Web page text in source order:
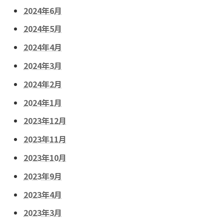
2024年6月
2024年5月
2024年4月
2024年3月
2024年2月
2024年1月
2023年12月
2023年11月
2023年10月
2023年9月
2023年4月
2023年3月